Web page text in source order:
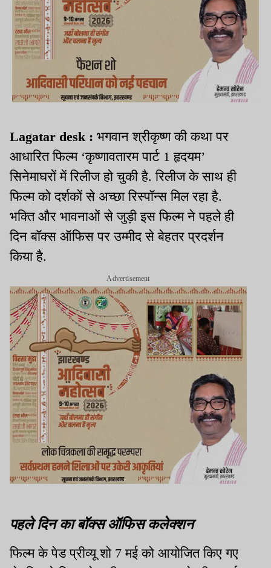
Lagatar desk : भगवान श्रीकृष्ण की कथा पर
आधारित फिल्म ‘कृष्णावतारम पार्ट 1 हृदयम’
सिनेमाघरों में रिलीज हो चुकी है. रिलीज के साथ ही
फिल्म को दर्शकों से अच्छा रिस्पॉन्स मिल रहा है.
भक्ति और भावनाओं से जुड़ी इस फिल्म ने पहले ही
दिन बॉक्स ऑफिस पर उम्मीद से बेहतर प्रदर्शन
किया है.
Advertisement
पहले दिन का बॉक्स ऑफिस कलेक्शन
फिल्म के पेड प्रीव्यू शो 7 मई को आयोजित किए गए